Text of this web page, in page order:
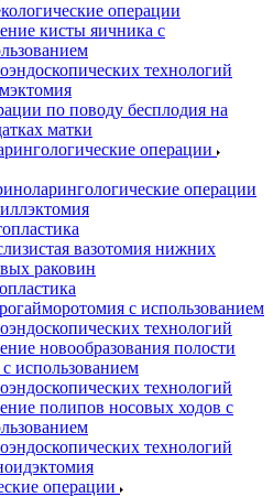
операции
кисты яичника с
технологий
по поводу бесплодия на
матки
операции
операции
вазотомия нижних
раковин
с использованием
технологий
новообразования полости
с использованием
технологий
полипов носовых ходов с
технологий
операции